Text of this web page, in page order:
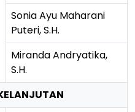
Sonia Ayu Maharani
Puteri, S.H.
Miranda Andryatika,
S.H.